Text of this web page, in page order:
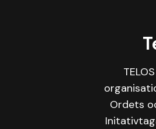
Ordets